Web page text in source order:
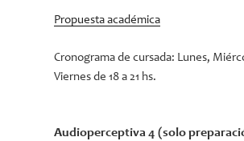
Propuesta académica
Cronograma de cursada: Lunes,
Viernes de 18 a 21 hs.
Audioperceptiva 4 (solo